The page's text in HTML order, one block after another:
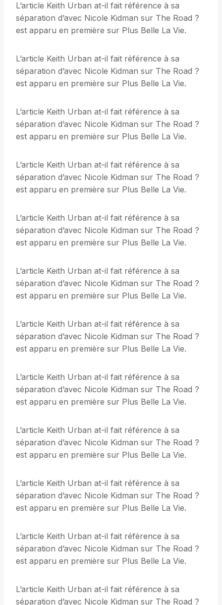
L’article Keith Urban at-il fait référence à sa
séparation d’avec Nicole Kidman sur The Road ?
est apparu en première sur Plus Belle La Vie.
L’article Keith Urban at-il fait référence à sa
séparation d’avec Nicole Kidman sur The Road ?
est apparu en première sur Plus Belle La Vie.
L’article Keith Urban at-il fait référence à sa
séparation d’avec Nicole Kidman sur The Road ?
est apparu en première sur Plus Belle La Vie.
L’article Keith Urban at-il fait référence à sa
séparation d’avec Nicole Kidman sur The Road ?
est apparu en première sur Plus Belle La Vie.
L’article Keith Urban at-il fait référence à sa
séparation d’avec Nicole Kidman sur The Road ?
est apparu en première sur Plus Belle La Vie.
L’article Keith Urban at-il fait référence à sa
séparation d’avec Nicole Kidman sur The Road ?
est apparu en première sur Plus Belle La Vie.
L’article Keith Urban at-il fait référence à sa
séparation d’avec Nicole Kidman sur The Road ?
est apparu en première sur Plus Belle La Vie.
L’article Keith Urban at-il fait référence à sa
séparation d’avec Nicole Kidman sur The Road ?
est apparu en première sur Plus Belle La Vie.
L’article Keith Urban at-il fait référence à sa
séparation d’avec Nicole Kidman sur The Road ?
est apparu en première sur Plus Belle La Vie.
L’article Keith Urban at-il fait référence à sa
séparation d’avec Nicole Kidman sur The Road ?
est apparu en première sur Plus Belle La Vie.
L’article Keith Urban at-il fait référence à sa
séparation d’avec Nicole Kidman sur The Road ?
est apparu en première sur Plus Belle La Vie.
L’article Keith Urban at-il fait référence à sa
séparation d’avec Nicole Kidman sur The Road ?